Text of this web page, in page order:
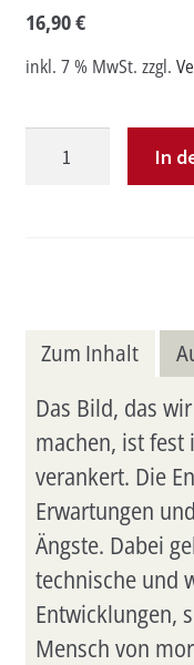
16,90€
inkl. 7 % MwSt. zzgl.
In
Zum Inhalt
Das Bild, das
machen, ist fest
verankert. Die
Erwartungen
Ängste. Dabei
technische und
Entwicklungen,
Mensch von